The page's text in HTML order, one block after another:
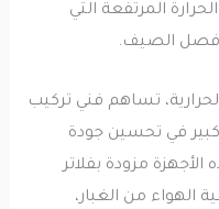
المرتفعة التي
الصيف.
تساهم فني تركيب
تحسين جودة
مزودة بفلاتر
من الغبار،